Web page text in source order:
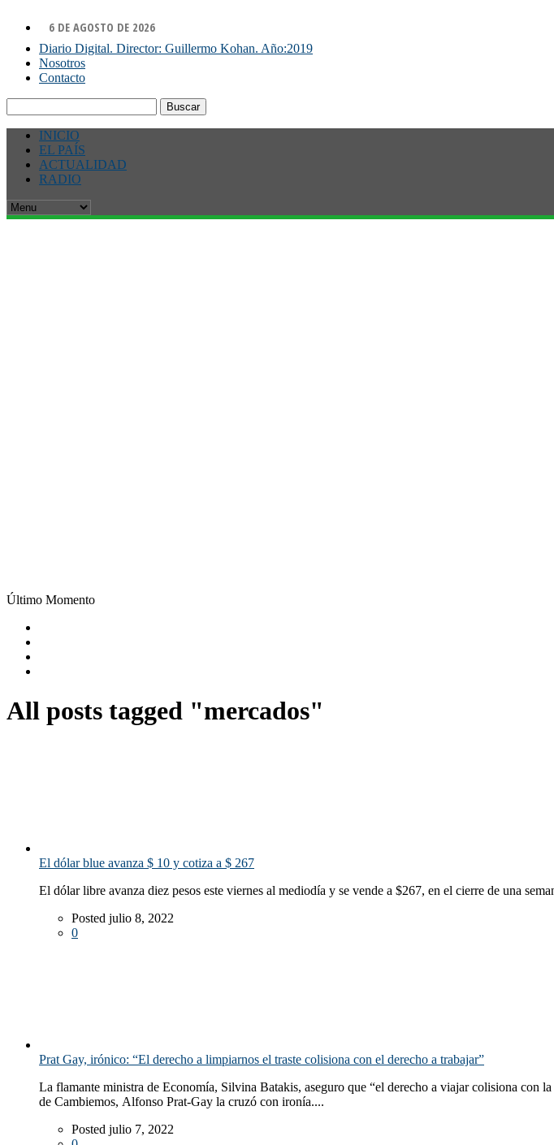
6 DE AGOSTO DE 2026
Diario Digital. Director: Guillermo Kohan. Año:2019
Nosotros
Contacto
INICIO
EL PAÍS
ACTUALIDAD
RADIO
Último Momento
All posts tagged "mercados"
El dólar blue avanza $ 10 y cotiza a $ 267
El dólar libre avanza diez pesos este viernes al mediodía y se vende a $267, en el cierre de una
Posted julio 8, 2022
0
Prat Gay, irónico: “El derecho a limpiarnos el traste colisiona con el derecho a trabajar”
La flamante ministra de Economía, Silvina Batakis, aseguro que “el derecho a viajar colisiona con
de Cambiemos, Alfonso Prat-Gay la cruzó con ironía....
Posted julio 7, 2022